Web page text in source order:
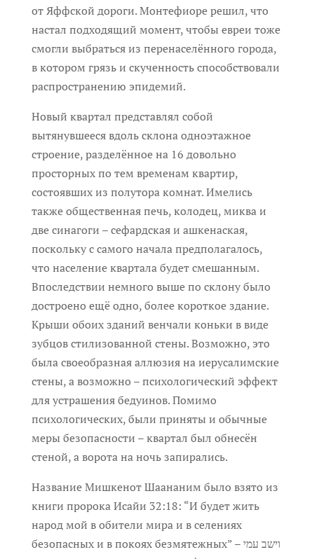
от Яффской дороги. Монтефиоре решил, что
настал подходящий момент, чтобы евреи тоже
смогли выбраться из перенаселённого города,
в котором грязь и скученность способствовали
распространению эпидемий.
Новый квартал представлял собой
вытянувшееся вдоль склона одноэтажное
строение, разделённое на 16 довольно
просторных по тем временам квартир,
состоявших из полутора комнат. Имелись
также общественная печь, колодец, миква и
две синагоги – сефардская и ашкенаская,
поскольку с самого начала предполагалось,
что население квартала будет смешанным.
Впоследствии немного выше по склону было
достроено ещё одно, более короткое здание.
Крыши обоих зданий венчали коньки в виде
зубцов стилизованной стены. Возможно, это
была своеобразная аллюзия на иерусалимские
стены, а возможно – психологический эффект
для устрашения бедуинов. Помимо
психологических, были приняты и обычные
меры безопасности – квартал был обнесён
стеной, а ворота на ночь запирались.
Название Мишкенот Шаананим было взято из
книги пророка Исайи 32:18: “И будет жить
народ мой в обители мира и в селениях
безопасных и в покоях безмятежных” – וישב עמי